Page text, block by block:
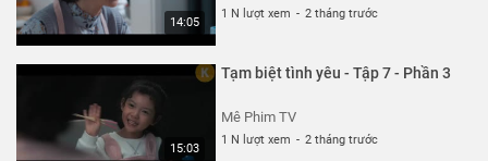
14:05
1 N lượt xem - 2 tháng trước
15:03
Tạm biệt tình yêu - Tập 7 - Phần 3
Mê Phim TV
1 N lượt xem - 2 tháng trước